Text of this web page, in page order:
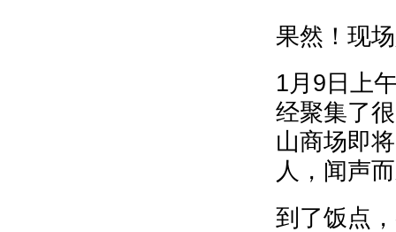
果然！现
1月9日上
经聚集了
山商场即
人，闻声
到了饭点